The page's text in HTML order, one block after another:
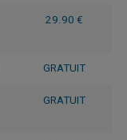
29.90 €
GRATUIT
GRATUIT